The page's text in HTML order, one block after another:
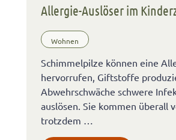
Allergie-Auslöser im
Wohnen
Schimmelpilze können eine
hervorrufen, Giftstoffe
Abwehrschwäche schwere
auslösen. Sie kommen überall
trotzdem …